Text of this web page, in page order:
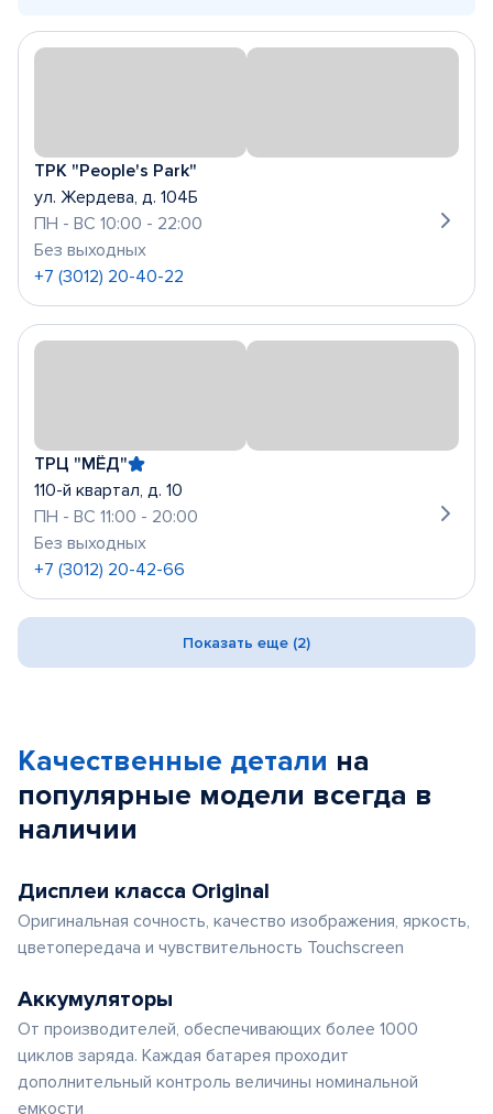
ТРК "People's Park"
ул. Жердева, д. 104Б
ПН - ВС 10:00 - 22:00
Без выходных
+7 (3012) 20-40-22
ТРЦ "МЁД"
110-й квартал, д. 10
ПН - ВС 11:00 - 20:00
Без выходных
+7 (3012) 20-42-66
Показать еще (2)
Качественные детали на
популярные модели всегда в
наличии
Дисплеи класса Original
Оригинальная сочность, качество изображения, яркость,
цветопередача и чувствительность Touchscreen
Аккумуляторы
От производителей, обеспечивающих более 1000
циклов заряда. Каждая батарея проходит
дополнительный контроль величины номинальной
емкости